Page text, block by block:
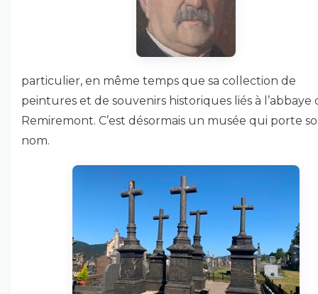
particulier, en même temps que sa collection de
peintures et de souvenirs historiques liés à l’abbaye
Remiremont. C’est désormais un musée qui porte
nom.